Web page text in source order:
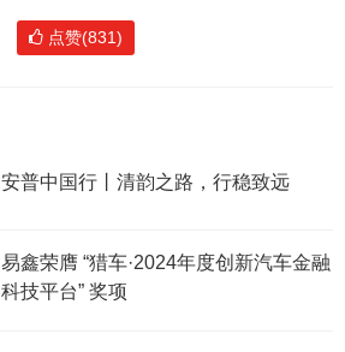
点赞(831)
安普中国行丨清韵之路，行稳致远
易鑫荣膺 “猎车·2024年度创新汽车金融
科技平台” 奖项